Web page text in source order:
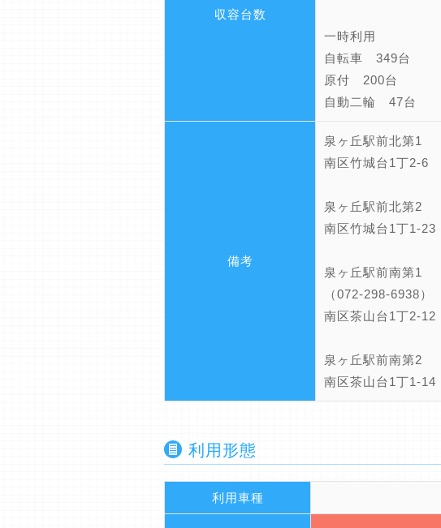
収容台数
一時利用
自転車 349台
原付 200台
自動二輪 47台
備考
泉ヶ丘駅前北第1
南区竹城台1丁2-6
泉ヶ丘駅前北第2
南区竹城台1丁1-23
泉ヶ丘駅前南第1
（072-298-6938）
南区茶山台1丁2-12
泉ヶ丘駅前南第2
南区茶山台1丁1-14
利用形態
利用車種